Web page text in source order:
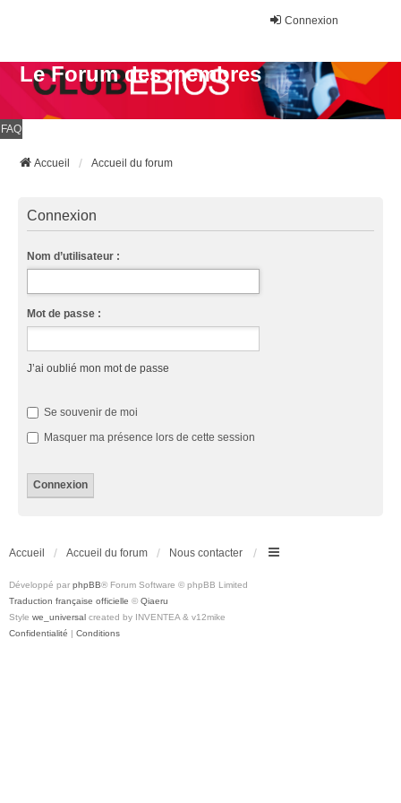
Connexion
Le Forum des membres
FAQ
Accueil Accueil du forum
Connexion
Nom d’utilisateur :
Mot de passe :
J’ai oublié mon mot de passe
Se souvenir de moi
Masquer ma présence lors de cette session
Accueil Accueil du forum Nous contacter
Développé par phpBB® Forum Software © phpBB Limited
Traduction française officielle © Qiaeru
Style we_universal created by INVENTEA & v12mike
Confidentialité | Conditions